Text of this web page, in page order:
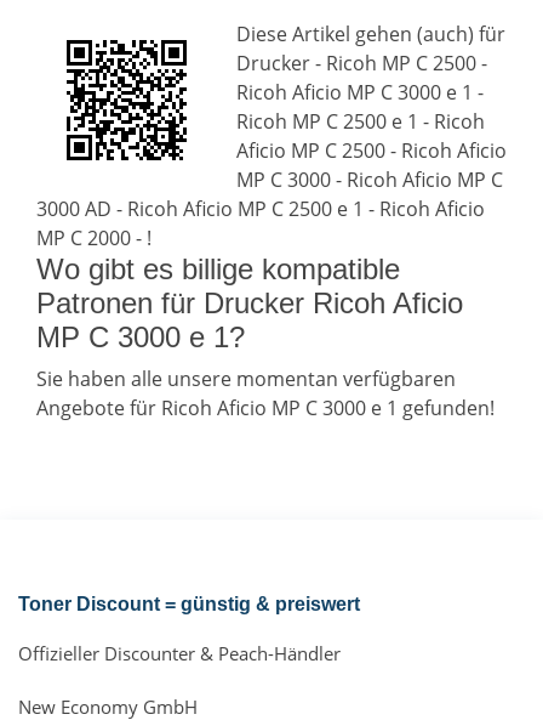
Diese Artikel gehen (auch) für
Drucker - Ricoh MP C 2500 -
Ricoh Aficio MP C 3000 e 1 -
Ricoh MP C 2500 e 1 - Ricoh
Aficio MP C 2500 - Ricoh Aficio
MP C 3000 - Ricoh Aficio MP C
3000 AD - Ricoh Aficio MP C 2500 e 1 - Ricoh Aficio
MP C 2000 - !
Wo gibt es billige kompatible
Patronen für Drucker Ricoh Aficio
MP C 3000 e 1?
Sie haben alle unsere momentan verfügbaren
Angebote für Ricoh Aficio MP C 3000 e 1 gefunden!
Toner Discount = günstig & preiswert
Offizieller Discounter & Peach-Händler
New Economy GmbH